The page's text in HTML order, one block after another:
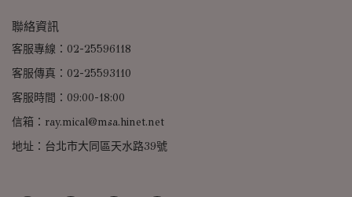
聯絡資訊
客服專線：02-25596118
客服傳真：02-25593110
客服時間：09:00-18:00
信箱：ray.mical@msa.hinet.net
地址：台北市大同區天水路39號